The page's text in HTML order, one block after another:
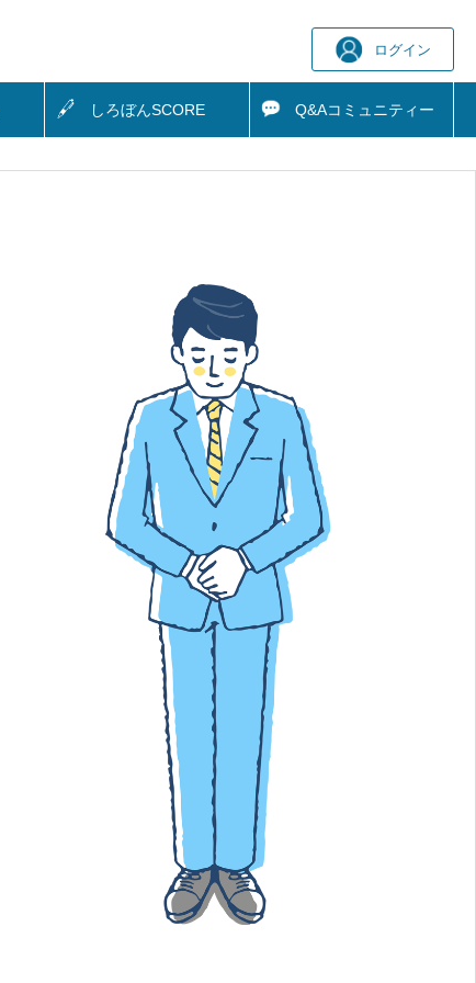
ログイン
しろぼんSCORE Q&Aコミュニティー